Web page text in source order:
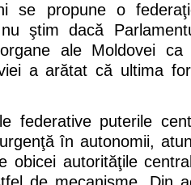
se propune o
ştim dacă
ale Moldovei ca
a arătat că ultima
federative puterile
în autonomii,
obicei autorităţile